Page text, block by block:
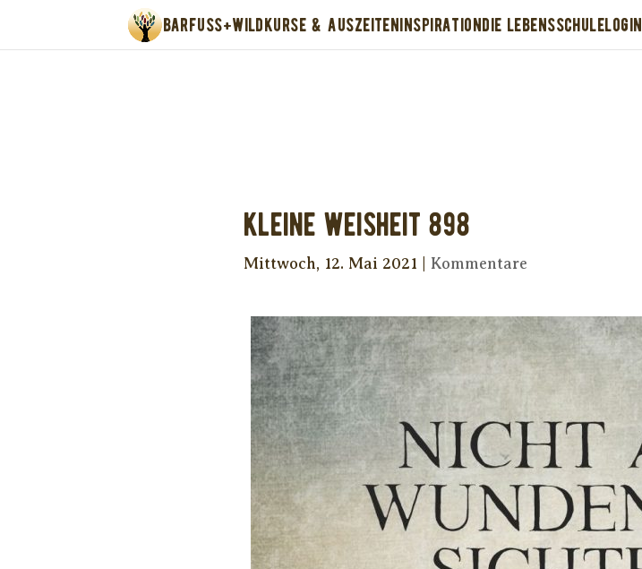
BARFUSS+WILDKURSE & AUSZEITENINSPIRATIONDIE LEBENSSCHULELOGIN
Kleine Weisheit 898
Mittwoch, 12. Mai 2021 Kommentare